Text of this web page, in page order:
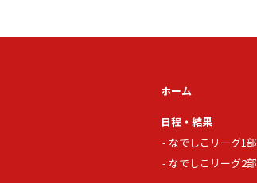
ホーム
日程・結果
なでしこリーグ1部
なでしこリーグ2部